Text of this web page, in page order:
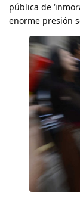
pública de
enorme presión